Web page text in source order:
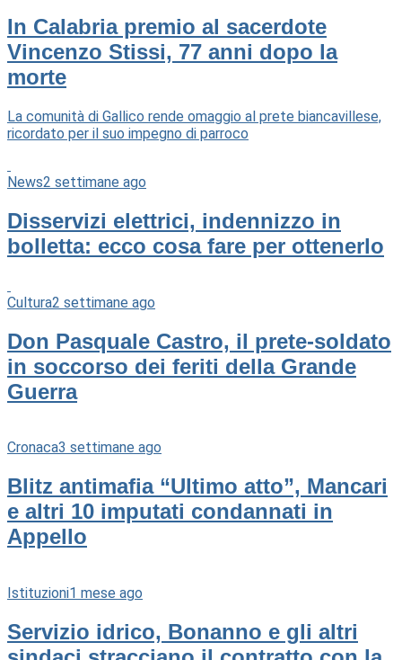
In Calabria premio al sacerdote
Vincenzo Stissi, 77 anni dopo la
morte
La comunità di Gallico rende omaggio al prete biancavillese,
ricordato per il suo impegno di parroco
News2 settimane ago
Disservizi elettrici, indennizzo in
bolletta: ecco cosa fare per ottenerlo
Cultura2 settimane ago
Don Pasquale Castro, il prete-soldato
in soccorso dei feriti della Grande
Guerra
Cronaca3 settimane ago
Blitz antimafia “Ultimo atto”, Mancari
e altri 10 imputati condannati in
Appello
Istituzioni1 mese ago
Servizio idrico, Bonanno e gli altri